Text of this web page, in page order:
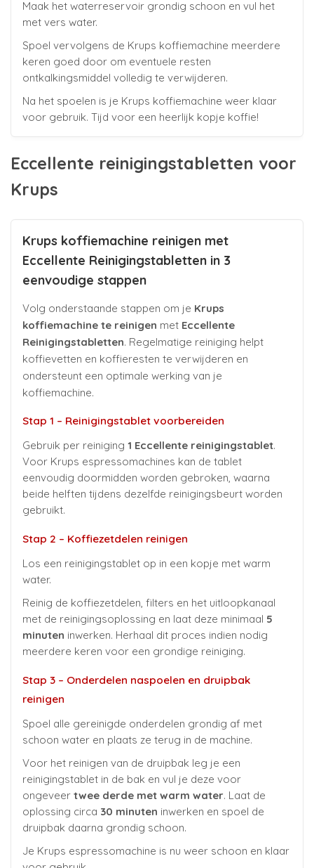
Maak het waterreservoir grondig schoon en vul het
met vers water.
Spoel vervolgens de Krups koffiemachine meerdere
keren goed door om eventuele resten
ontkalkingsmiddel volledig te verwijderen.
Na het spoelen is je Krups koffiemachine weer klaar
voor gebruik. Tijd voor een heerlijk kopje koffie!
Eccellente reinigingstabletten voor
Krups
Krups koffiemachine reinigen met
Eccellente Reinigingstabletten in 3
eenvoudige stappen
Volg onderstaande stappen om je Krups
koffiemachine te reinigen met Eccellente
Reinigingstabletten. Regelmatige reiniging helpt
koffievetten en koffieresten te verwijderen en
ondersteunt een optimale werking van je
koffiemachine.
Stap 1 – Reinigingstablet voorbereiden
Gebruik per reiniging 1 Eccellente reinigingstablet.
Voor Krups espressomachines kan de tablet
eenvoudig doormidden worden gebroken, waarna
beide helften tijdens dezelfde reinigingsbeurt worden
gebruikt.
Stap 2 – Koffiezetdelen reinigen
Los een reinigingstablet op in een kopje met warm
water.
Reinig de koffiezetdelen, filters en het uitloopkanaal
met de reinigingsoplossing en laat deze minimaal 5
minuten inwerken. Herhaal dit proces indien nodig
meerdere keren voor een grondige reiniging.
Stap 3 – Onderdelen naspoelen en druipbak
reinigen
Spoel alle gereinigde onderdelen grondig af met
schoon water en plaats ze terug in de machine.
Voor het reinigen van de druipbak leg je een
reinigingstablet in de bak en vul je deze voor
ongeveer twee derde met warm water. Laat de
oplossing circa 30 minuten inwerken en spoel de
druipbak daarna grondig schoon.
Je Krups espressomachine is nu weer schoon en klaar